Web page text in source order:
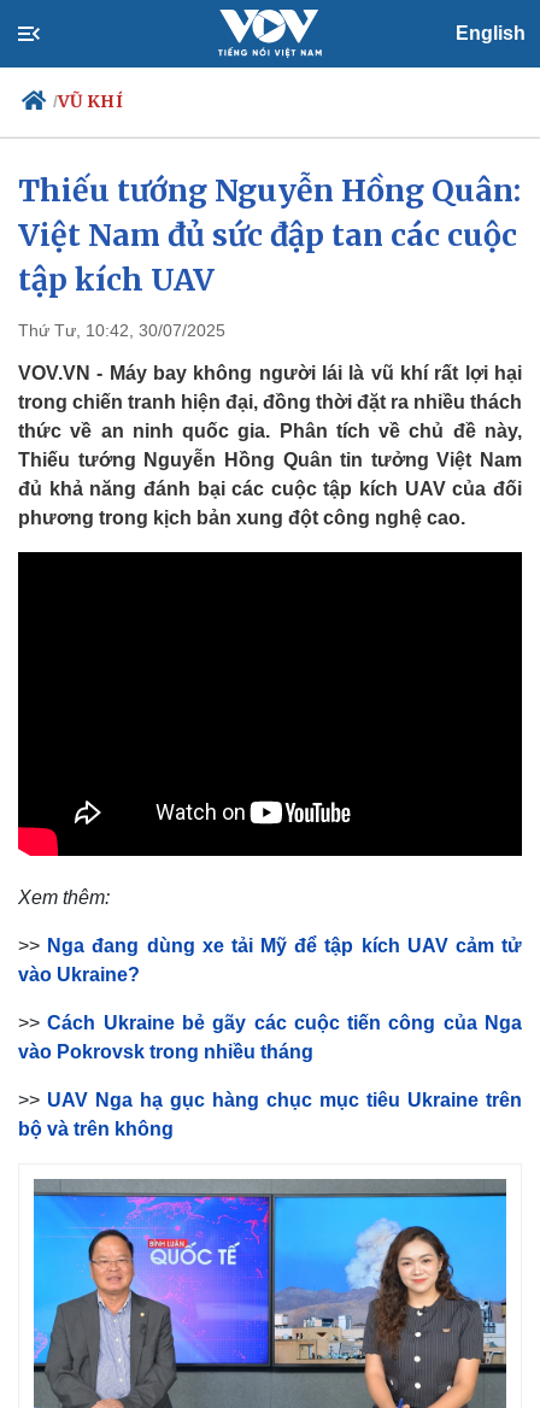
English
/VŨ KHÍ
Chính trị
Đảng
Tổ chức nhân sự
Nhận diện sự thật
Xã hội
Tin 24h
Việc làm
Biển đảo
Thiếu tướng Nguyễn Hồng Quân:
Việt Nam đủ sức đập tan các cuộc
tập kích UAV
Thứ Tư, 10:42, 30/07/2025
VOV.VN - Máy bay không người lái là vũ khí rất lợi hại
trong chiến tranh hiện đại, đồng thời đặt ra nhiều thách
thức về an ninh quốc gia. Phân tích về chủ đề này,
Thiếu tướng Nguyễn Hồng Quân tin tưởng Việt Nam
đủ khả năng đánh bại các cuộc tập kích UAV của đối
phương trong kịch bản xung đột công nghệ cao.
Xem thêm:
>> Nga đang dùng xe tải Mỹ để tập kích UAV cảm tử
vào Ukraine?
>>Cách Ukraine bẻ gãy các cuộc tiến công của Nga
vào Pokrovsk trong nhiều tháng
>> UAV Nga hạ gục hàng chục mục tiêu Ukraine trên
bộ và trên không